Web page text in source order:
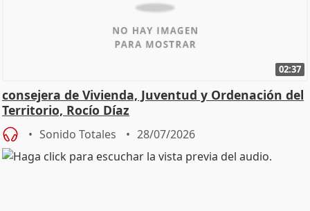
02:37
consejera de Vivienda, Juventud y Ordenación del
Territorio, Rocío Díaz
Sonido Totales 28/07/2026